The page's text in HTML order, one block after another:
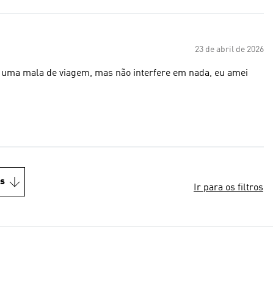
23 de abril de 2026
mala de viagem, mas não interfere em nada, eu amei
Ir para os filtros